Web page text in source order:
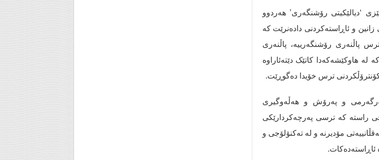
‘دیالێکیتی رۆشنگەری’ هەردوو
و ئاڕاستەکردنی دادەنرێت کە
پاڵنەری رۆشنگەرییە، پاڵنەری
لە هاوکێشەکەدا کاتێک دێتەئاراوە
ترس خۆیدا دەگوڕێت.
و پەرۆش و هەڵەوگیری
راستە کە ترسی پەرچەکردارێکی
مۆدیرنە و لە تەکنۆلۆجی و
ئاڕاستەدەکات.